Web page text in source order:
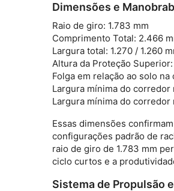
Dimensões e
Raio de giro: 1.783 mm
Comprimento Total: 2.466
Largura total: 1.270 / 1.260
Altura da Proteção Superior:
Folga em relação ao solo
Largura mínima do corredor
Largura mínima do corredor
Essas dimensões
configurações padrão de
raio de giro de 1.783 mm
ciclo curtos e a
Sistema de Propulsão